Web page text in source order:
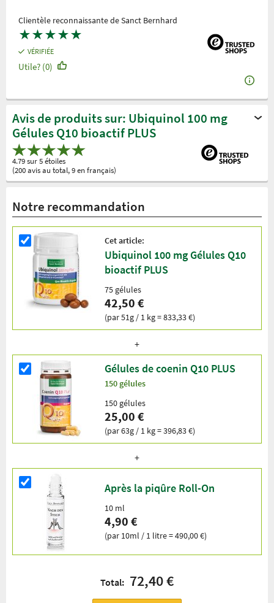
Clientèle reconnaissante de Sanct Bernhard
★★★★★
VÉRIFIÉE
Utile? (0)
Avis de produits sur: Ubiquinol 100 mg
Gélules Q10 bioactif PLUS
4.79 sur 5 étoiles
(200 avis au total, 9 en français)
Notre recommandation
Cet article:
Ubiquinol 100 mg Gélules Q10
bioactif PLUS
75 gélules
42,50 €
(par 51g / 1 kg = 833,33 €)
Gélules de coenin Q10 PLUS
150 gélules
150 gélules
25,00 €
(par 63g / 1 kg = 396,83 €)
Après la piqûre Roll-On
10 ml
4,90 €
(par 10ml / 1 litre = 490,00 €)
Total: 72,40 €